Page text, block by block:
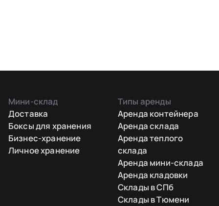
Мини-склад
Доставка
Боксы для хранения
Бизнес-хранение
Личное хранение
Типы аренды
Аренда контейнера
Аренда склада
Аренда теплого
склада
Аренда мини-склада
Аренда кладовки
Склады в СПб
Склады в Тюмени